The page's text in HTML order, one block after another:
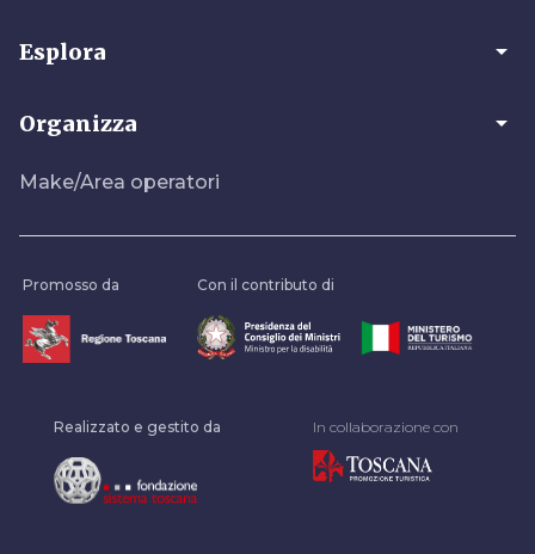
Esplora arrow_drop_down
Organizza arrow_drop_down
Make/Area operatori
Promosso da Con il contributo di
Realizzato e gestito da In collaborazione con